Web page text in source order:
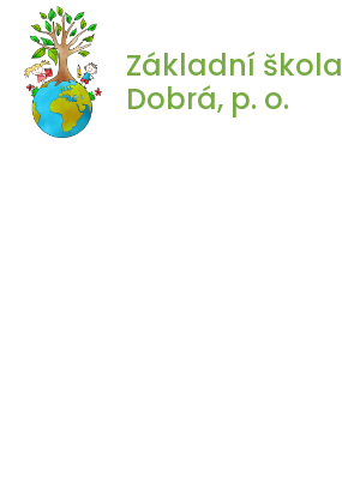
Základní škola
Dobrá, p. o.